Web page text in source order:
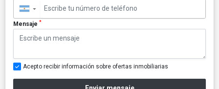
▼
Mensaje *
Acepto recibir información sobre ofertas inmobiliarias